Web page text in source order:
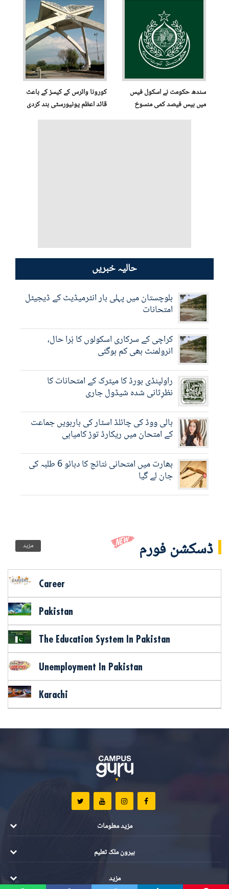
کورونا وائرس کے کیسز کے باعث
قائد اعظم یونیورسٹی بند کردی
گئی
سندھ حکومت نے اسکول فیس
میں بیس فیصد کمی منسوخ
حالیہ خبریں
بلوچستان میں پہلی بار انٹرمیڈیٹ کے ڈیجیٹل
امتحانات
کراچی کے سرکاری اسکولوں کا بُرا حال،
انرولمنٹ بھی کم ہوگئی
راولپنڈی بورڈ کا میٹرک کے امتحانات کا
نظرِثانی شدہ شیڈول جاری
بالی ووڈ کی چائلڈ اسٹار کی بارہویں جماعت
کے امتحان میں ریکارڈ توڑ کامیابی
بھارت میں امتحانی نتائج کا دبائو 6 طلبہ کی
جان لے گیا
ڈسکشن فورم مزید
Career
Pakistan
The Education System In Pakistan
Unemployment In Pakistan
Karachi
مزید معلومات
بیرون ملک تعلیم
مزید